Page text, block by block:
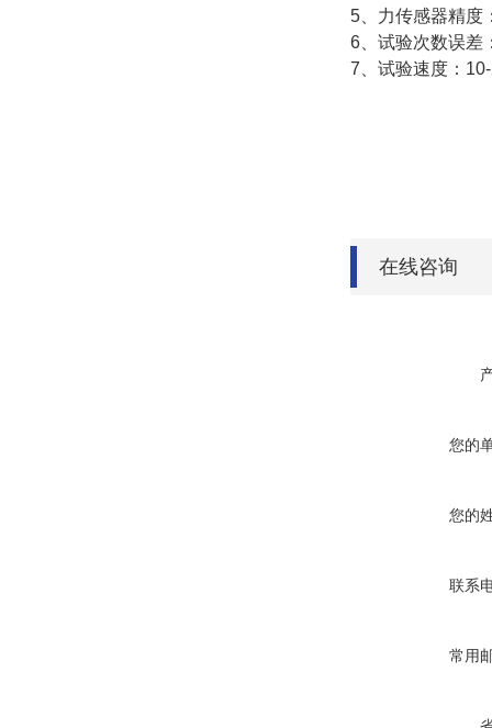
5、力传感器精度
6、试验次数误差
7、试验速度：
在线咨询
您的
您的
联系
常用